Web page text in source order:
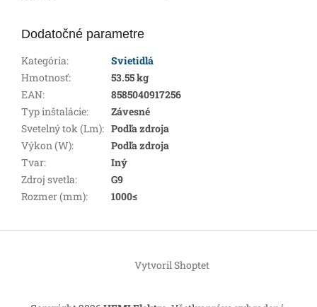
Dodatočné parametre
Kategória:
Svietidlá
Hmotnosť:
53.55 kg
EAN:
8585040917256
Typ inštalácie:
Závesné
Svetelný tok (Lm): Podľa zdroja
Výkon (W):
Podľa zdroja
Tvar:
Iný
Zdroj svetla:
G9
Rozmer (mm): 1000≤
Vytvoril Shoptet